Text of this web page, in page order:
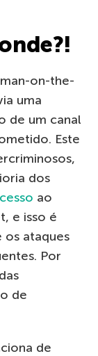
on-the-
uma
de um canal
Este
dos
ao
e isso é
os ataques
Por
de
de